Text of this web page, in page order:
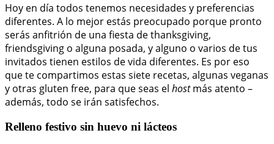
Hoy en día todos tenemos necesidades y preferencias
diferentes. A lo mejor estás preocupado porque pronto
serás anfitrión de una fiesta de thanksgiving,
friendsgiving o alguna posada, y alguno o varios de tus
invitados tienen estilos de vida diferentes. Es por eso
que te compartimos estas siete recetas, algunas veganas
y otras gluten free, para que seas el hostmás atento –
además, todo se irán satisfechos.
Relleno festivo sin huevo ni lácteos